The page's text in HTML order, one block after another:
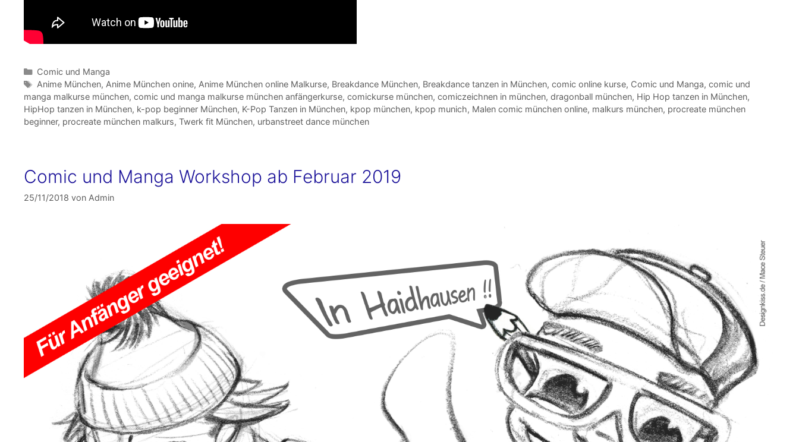
Kategorien
Comic und Manga
Schlagwörter
Anime München, Anime München onine, Anime München online Malkurse, Breakdance München, Breakdance tanzen in München, comic online kurse, Comic und Manga, comic und
manga malkurse münchen, comic und manga malkurse münchen anfängerkurse, comickurse münchen, comiczeichnen in münchen, dragonball münchen, Hip Hop tanzen in München,
HipHop tanzen in München, k-pop beginner München, K-Pop Tanzen in München, kpop münchen, kpop munich, Malen comic münchen online, malkurs münchen, procreate münchen
beginner, procreate münchen malkurs, Twerk fit München, urbanstreet dance münchen
Comic und Manga Workshop ab Februar 2019
25/11/2018 von Admin